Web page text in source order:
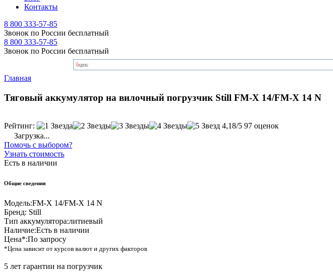
Контакты
8 800 333-57-85
Звонок по России бесплатный
8 800 333-57-85
Звонок по России бесплатный
Главная
Тяговый аккумулятор на вилочный погрузчик Still FM-X 14/FM-X 14 N
Рейтинг: 4,18/5 97 оценок
Загрузка...
Помочь с выбором?
Узнать стоимость
Есть в наличии
Общие сведения
Модель:FM-X 14/FM-X 14 N
Бренд: Still
Тип аккумулятора:литиевый
Наличие:Есть в наличии
Цена*:По запросу
*Цена зависит от курсов валют и других факторов
5 лет гарантии на погрузчик